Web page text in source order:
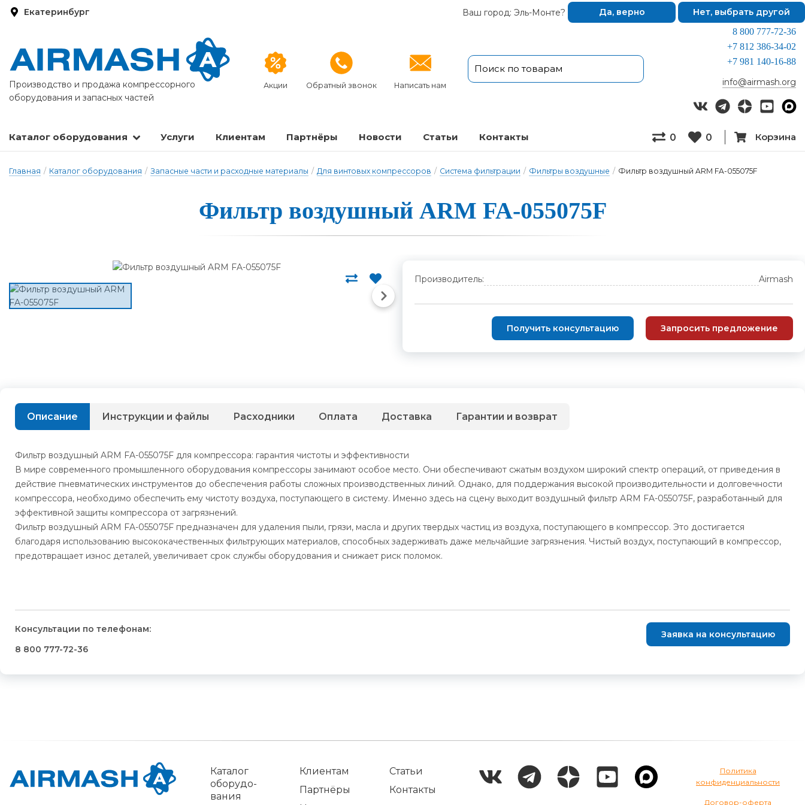
Екатеринбург Ваш город: Эль-Монте? Да, верно Нет, выбрать другой
Производство и продажа компрессорного
оборудования и запасных частей
Акции Обратный звонок Написать нам
8 800 777-72-36
+7 812 386-34-02
+7 981 140-16-88
info@airmash.org
Каталог оборудования Услуги Клиентам Партнёры Новости Статьи Кон­так­ты 0 0 Корзина
Главная / Каталог оборудования / Запасные части и расходные материалы / Для винтовых компрессоров / Система фильтрации / Фильтры воздушные / Фильтр воздушный ARM FA-055075F
Фильтр воздушный ARM FA-055075F
Производитель: Airmash
Получить консультацию Запросить предложение
Описание
Фильтр воздушный ARM FA-055075F для компрессора: гарантия чистоты и эффективности
В мире современного промышленного оборудования компрессоры занимают особое место. Они обеспечивают сжатым воздухом широкий спектр операций, от приведения в
действие пневматических инструментов до обеспечения работы сложных производственных линий. Однако, для поддержания высокой производительности и долговечности
компрессора, необходимо обеспечить ему чистоту воздуха, поступающего в систему. Именно здесь на сцену выходит воздушный фильтр ARM FA-055075F, разработанный для
эффективной защиты компрессора от загрязнений.
Фильтр воздушный ARM FA-055075F предназначен для удаления пыли, грязи, масла и других твердых частиц из воздуха, поступающего в компрессор. Это достигается
благодаря использованию высококачественных фильтрующих материалов, способных задерживать даже мельчайшие загрязнения. Чистый воздух, поступающий в компрессор,
предотвращает износ деталей, увеличивает срок службы оборудования и снижает риск поломок.
Инструкции и файлы Расходники Оплата Доставка Гарантии и возврат
Консультации по телефонам:
8 800 777-72-36
Заявка на консультацию
Ка­талог
обо­рудо­
вания
Клиентам
Партнёры
Статьи
Контакты
Политика
конфиденциальности
Договор-оферта